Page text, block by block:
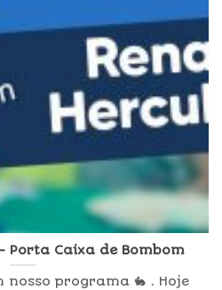
Porta Caixa de Bombom
nosso programa 🐇 . Hoje